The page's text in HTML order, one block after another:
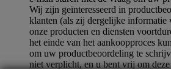
Wij zijn geïnteresseerd in
klanten (als zij dergelijke informatie
onze producten en diensten
het einde van het aankoopproces
om uw productbeoordeling te
niet verplicht, en u bent vrij om